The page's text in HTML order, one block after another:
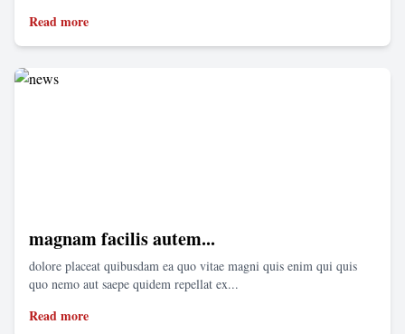
Read more
magnam facilis autem...
dolore placeat quibusdam ea quo vitae magni quis enim qui quis
quo nemo aut saepe quidem repellat ex...
Read more